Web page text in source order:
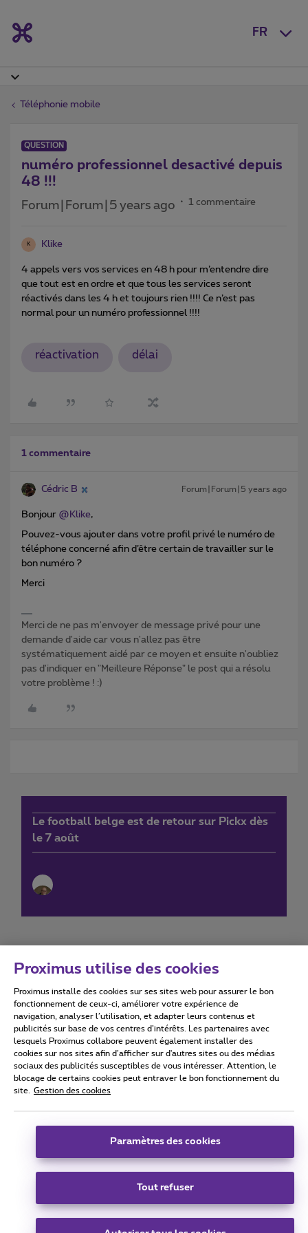
FR
Téléphonie mobile
QUESTION
numéro professionnel desactivé depuis
48 !!!
Forum|Forum|5 years ago 1 commentaire
K Klike
4 appels vers vos services en 48 h pour m’entendre dire
que tout est en ordre et que tous les services seront
réactivés dans les 4 h et toujours rien !!!! Ce n’est pas
normal pour un numéro professionnel !!!!
réactivation délai
1 commentaire
Cédric B Forum|Forum|5 years ago
Bonjour @Klike,
Pouvez-vous ajouter dans votre profil privé le numéro de
téléphone concerné afin d’être certain de travailler sur le
bon numéro ?
Merci
Merci de ne pas m'envoyer de message privé pour une
demande d'aide car vous n'allez pas être
systématiquement aidé par ce moyen et ensuite n'oubliez
pas d'indiquer en "Meilleure Réponse" le post qui a résolu
votre problème ! :)
Le football belge est de retour sur Pickx dès
le 7 août
Conditions d'utilisation Accessibility statement
Tous droits réservés. © 2026 Proximus
Conditions générales, info consommateur
Coordonnées de l’entreprise
Boulevard du Roi Albert II 27 - B-1030 Bruxelles.
Carrier & Wholesale Solutions
Proximus utilise des cookies
Proximus installe des cookies sur ses sites web pour assurer le bon
fonctionnement de ceux-ci, améliorer votre expérience de
navigation, analyser l’utilisation, et adapter leurs contenus et
publicités sur base de vos centres d’intérêts. Les partenaires avec
lesquels Proximus collabore peuvent également installer des
cookies sur nos sites afin d’afficher sur d'autres sites ou des médias
sociaux des publicités susceptibles de vous intéresser. Attention, le
blocage de certains cookies peut entraver le bon fonctionnement du
site.
Gestion des cookies
Paramètres des cookies
Tout refuser